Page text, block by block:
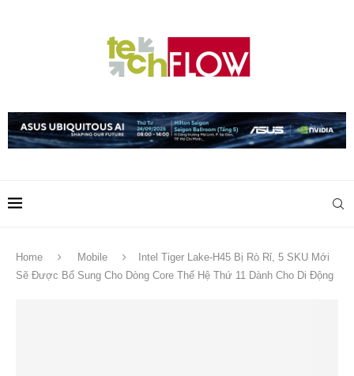
Home Mobile
Intel Tiger Lake-H45 Bị Rò Rỉ, 5 SKU Mới
Sẽ Được Bổ Sung Cho Dòng Core Thế Hệ Thứ 11 Dành Cho Di Động